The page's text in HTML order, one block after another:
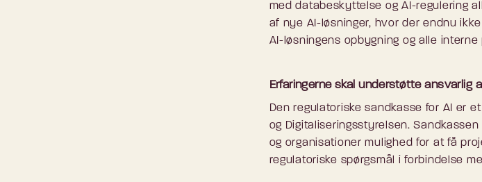
med databeskyttelse og AI-regulering
af nye AI-løsninger, hvor der endnu
AI-løsningens opbygning og alle interne
Erfaringerne skal understøtte ansvarlig
Den regulatoriske sandkasse for AI er
og Digitaliseringsstyrelsen.
og organisationer mulighed for at få
regulatoriske spørgsmål i forbindelse